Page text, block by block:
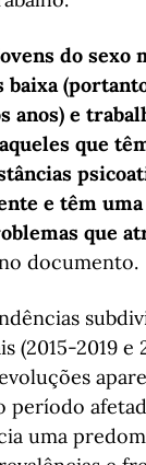
do sexo
anos) e
que
e têm
que
documento.
(2015-2019 e
período
uma